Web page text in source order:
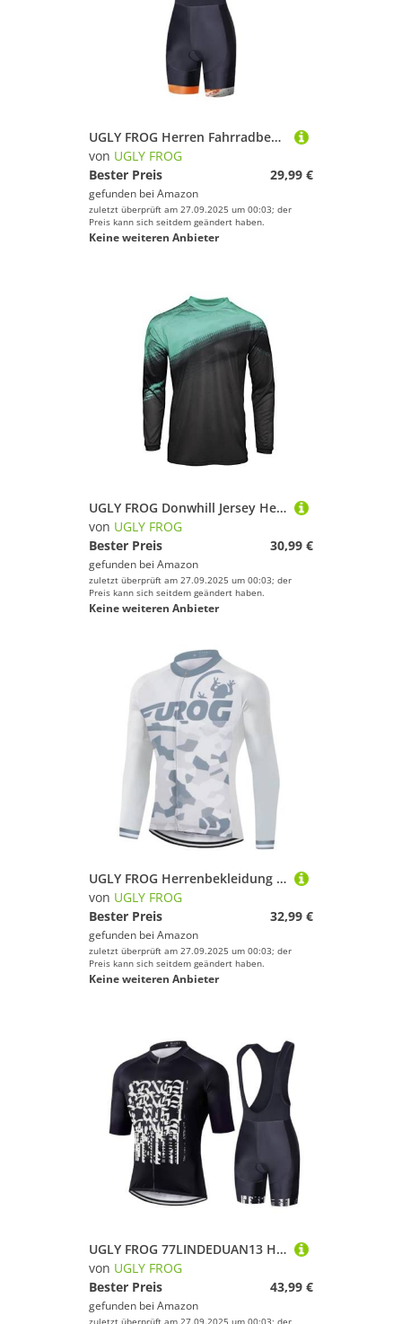
UGLY FROG Herren Fahrradbekleidung Kurzarm MTB Radsportanzüge Radhose Radtrikots mit 3D-Gel-gepolsterten Shorts 2025 77LINDEDUAN14
von UGLY FROG
Bester Preis
29,99 €
gefunden bei Amazon
zuletzt überprüft am 27.09.2025 um 00:03; der
Preis kann sich seitdem geändert haben.
Keine weiteren Anbieter
UGLY FROG Donwhill Jersey Herren Mountainbike MTB Top Langarm Atmungsaktiv Bequem Weich Feuchtigkeitstransport Radtrikot
von UGLY FROG
Bester Preis
30,99 €
gefunden bei Amazon
zuletzt überprüft am 27.09.2025 um 00:03; der
Preis kann sich seitdem geändert haben.
Keine weiteren Anbieter
UGLY FROG Herrenbekleidung Lange Ärmel,20D Gel Unterhose Team, Radfahrer Winterw ärme, Mountain Bike Bekleidung MTB Radfahrer Outdoor 77DERONGSG03
von UGLY FROG
Bester Preis
32,99 €
gefunden bei Amazon
zuletzt überprüft am 27.09.2025 um 00:03; der
Preis kann sich seitdem geändert haben.
Keine weiteren Anbieter
UGLY FROG 77LINDEDUAN13 Herren Fahrradbekleidung Kurzarm MTB Radsportanzüge Radhose Radtrikots mit 3D-Gel-gepolsterten Shorts 2025
von UGLY FROG
Bester Preis
43,99 €
gefunden bei Amazon
zuletzt überprüft am 27.09.2025 um 00:03; der